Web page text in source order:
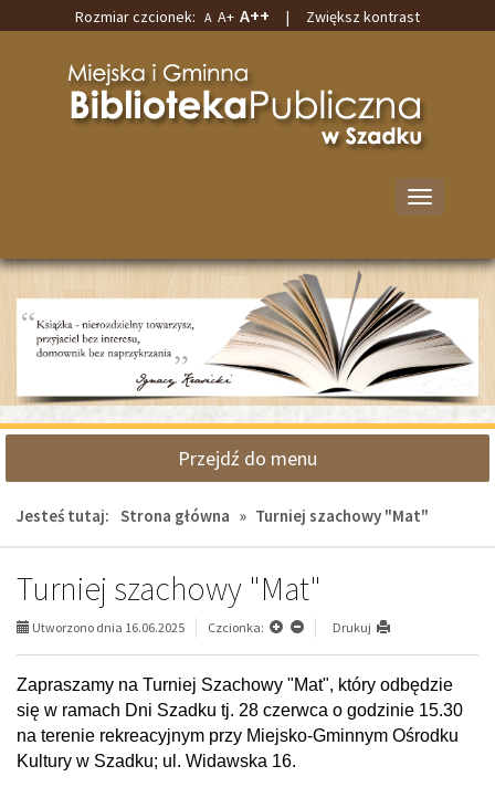
wyszukiwarki
Rozmiar czcionek: A A+ A++ | Zwiększ kontrast
w
Szadku
Przełącz
nawigację
Przejdź do menu
Jesteś tutaj: Strona główna » Turniej szachowy "Mat"
Turniej szachowy "Mat"
Utworzono dnia 16.06.2025 Czcionka: Drukuj
Zapraszamy na Turniej Szachowy "Mat", który odbędzie
się w ramach Dni Szadku tj. 28 czerwca o godzinie 15.30
na terenie rekreacyjnym przy Miejsko-Gminnym Ośrodku
Kultury w Szadku; ul. Widawska 16.